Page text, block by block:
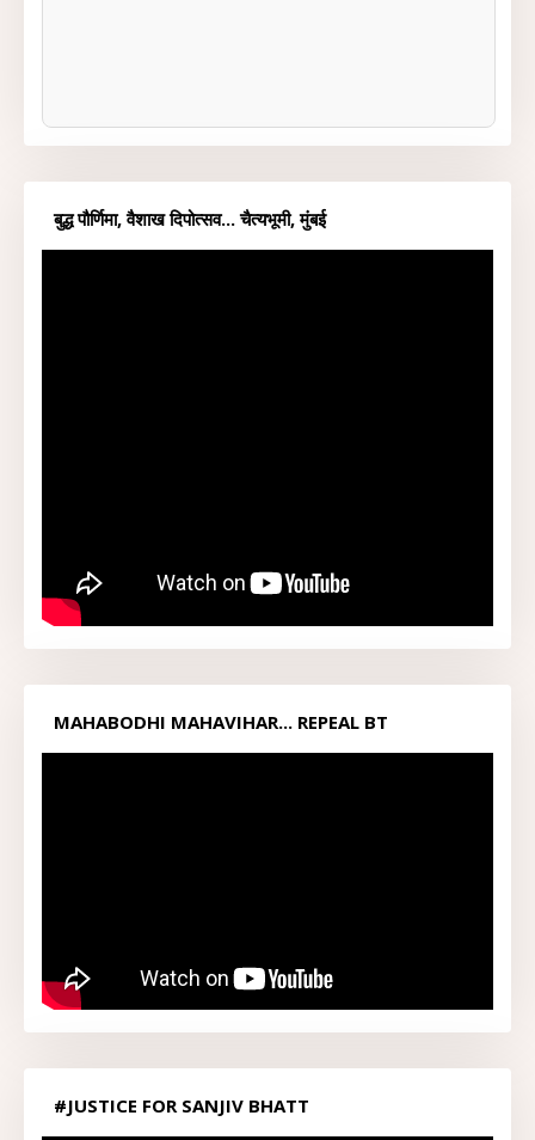
बुद्ध पौर्णिमा, वैशाख दिपोत्सव... चैत्यभूमी, मुंबई
MAHABODHI MAHAVIHAR... REPEAL BT
ACT1949...
#JUSTICE FOR SANJIV BHATT